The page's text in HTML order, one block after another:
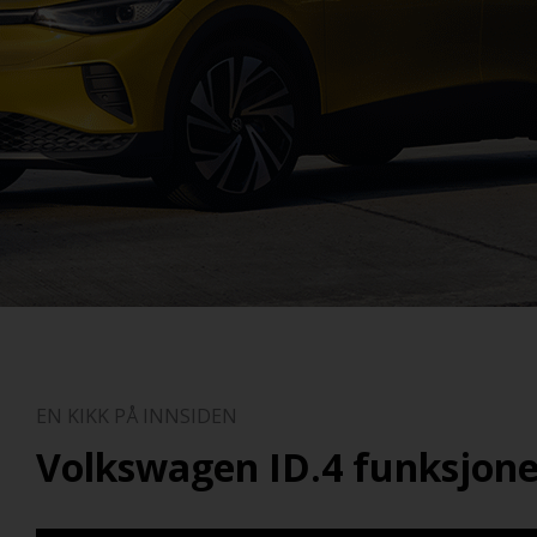
EN KIKK PÅ INNSIDEN
Volkswagen ID.4